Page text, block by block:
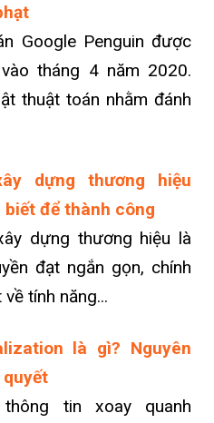
Google Penguin được
tháng 4 năm 2020.
thuật toán nhằm đánh
dựng thương hiệu
biết để thành công
dựng thương hiệu là
đạt ngắn gọn, chính
tính năng...
là gì? Nguyên
tin xoay quanh